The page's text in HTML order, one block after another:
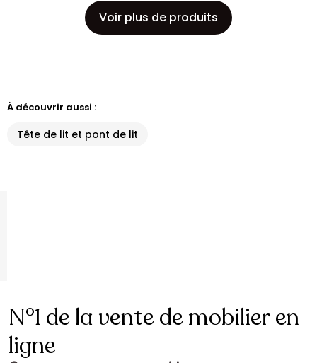
Voir plus de produits
À découvrir aussi :
Tête de lit et pont de lit
N°1 de la vente de mobilier en
ligne